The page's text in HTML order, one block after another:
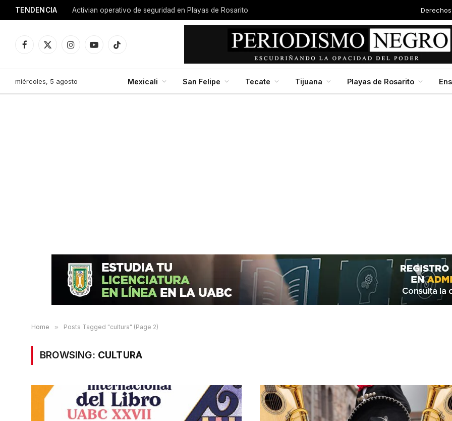
Autor
Facebook
X
InstagramYouTubeTikTok
miércoles, 5 agosto Mexicali San Felipe Tecate Tijuana Playas de Rosarito
Home » Posts Tagged "cultura" (Page 2)
BROWSING: CULTURA